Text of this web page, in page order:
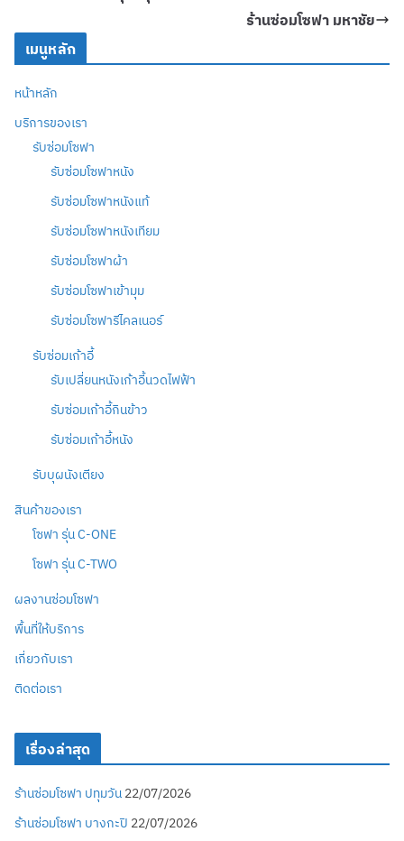
ร้านซ่อมโซฟา มหาชัย
เมนูหลัก
หน้าหลัก
บริการของเรา
รับซ่อมโซฟา
รับซ่อมโซฟาหนัง
รับซ่อมโซฟาหนังแท้
รับซ่อมโซฟาหนังเทียม
รับซ่อมโซฟาผ้า
รับซ่อมโซฟาเข้ามุม
รับซ่อมโซฟารีไคลเนอร์
รับซ่อมเก้าอี้
รับเปลี่ยนหนังเก้าอี้นวดไฟฟ้า
รับซ่อมเก้าอี้กินข้าว
รับซ่อมเก้าอี้หนัง
รับบุผนังเตียง
สินค้าของเรา
โซฟา รุ่น C-ONE
โซฟา รุ่น C-TWO
ผลงานซ่อมโซฟา
พื้นที่ให้บริการ
เกี่ยวกับเรา
ติดต่อเรา
เรื่องล่าสุด
ร้านซ่อมโซฟา ปทุมวัน 22/07/2026
ร้านซ่อมโซฟา บางกะปิ 22/07/2026